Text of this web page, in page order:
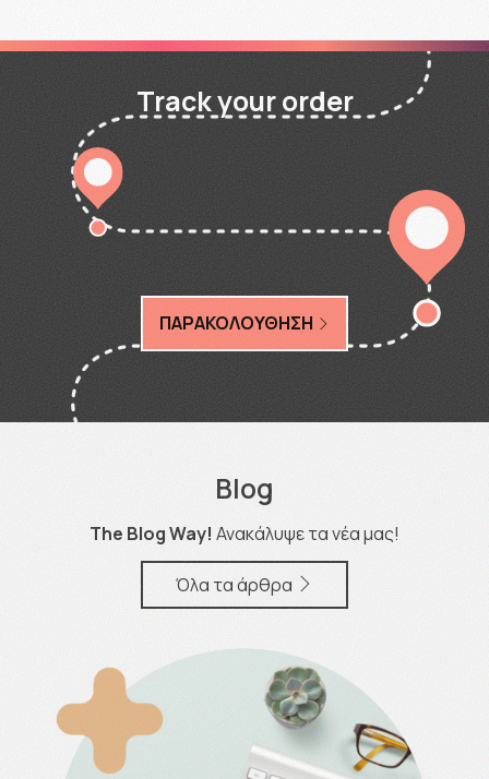
Track your order
ΠΑΡΑΚΟΛΟΥΘΗΣΗ
Blog
The Blog Way! Ανακάλυψε τα νέα μας!
Όλα τα άρθρα